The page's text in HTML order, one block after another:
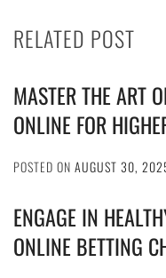
RELATED POST
MASTER THE ART
ONLINE FOR
POSTED ON AUGUST 30,
ENGAGE IN
ONLINE BETTING